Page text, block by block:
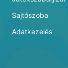
Sajtószoba
Adatkezelés